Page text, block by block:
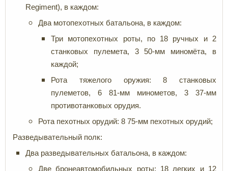
Regiment), в каждом:
Два мотопехотных батальона, в каждом:
Три мотопехотных роты, по 18 ручных и 2
станковых пулемета, 3 50-мм миномёта, в
каждой;
Рота тяжелого оружия: 8 станковых
пулеметов, 6 81-мм минометов, 3 37-мм
противотанковых орудия.
Рота пехотных орудий: 8 75-мм пехотных орудий;
Разведывательный полк:
Два разведывательных батальона, в каждом:
Две бронеавтомобильных роты: 18 легких и 12